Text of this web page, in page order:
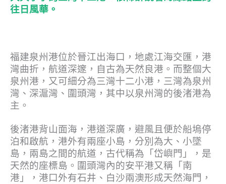
往日風華。
福建泉州港位於晉江出海口，地處江海交匯，港
灣曲折，航道深邃，自古為天然良港。而整個大
泉州港，又可細分為三灣十二小港，三灣為泉州
灣、深滬灣、圍頭灣，其中以泉州灣的後渚港為
主。
後渚港背山面海，港道深廣，避風且便於船塢停
泊和啟航，港外有兩座小島，分別為大、小墜
島，兩島之間的航道，古代稱為「岱嶼門」，是
天然的座標島。圍頭灣內的安平港又稱「南
港」，港口外有石井、白沙兩澳形成天然海門，